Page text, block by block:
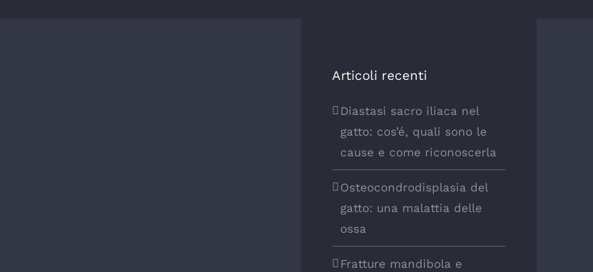
Articoli recenti
Diastasi sacro iliaca nel
gatto: cos’é, quali sono le
cause e come riconoscerla
Osteocondrodisplasia del
gatto: una malattia delle
ossa
Fratture mandibola e